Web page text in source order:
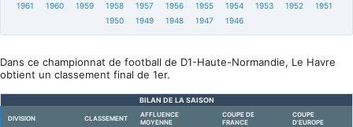
1961
1960 1959 1958 1957 1956 1955 1954 1953 1952
1951
1950
1949 1948 1947 1946
Dans ce championnat de football de D1-Haute-Normandie, Le Havre
obtient un classement final de 1er.
BILAN DE LA SAISON
DIVISION CLASSEMENT
AFFLUENCE
MOYENNE
COUPE DE
FRANCE
COUPE
D'EUROPE